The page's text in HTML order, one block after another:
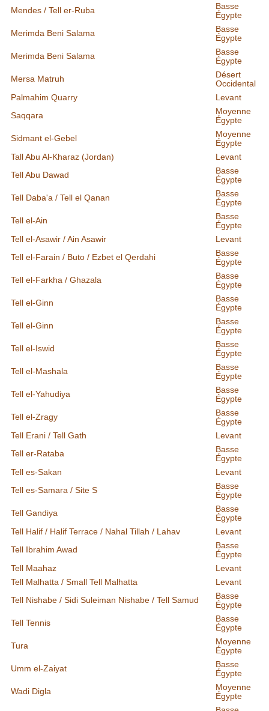
Mendes / Tell er-Ruba
Basse
Égypte
Merimda Beni Salama
Basse
Égypte
Merimda Beni Salama
Basse
Égypte
Mersa Matruh
Désert
Occidental
Palmahim Quarry
Levant
Saqqara
Moyenne
Égypte
Sidmant el-Gebel
Moyenne
Égypte
Tall Abu Al-Kharaz (Jordan)
Levant
Tell Abu Dawad
Basse
Égypte
Tell Daba'a / Tell el Qanan
Basse
Égypte
Tell el-Ain
Basse
Égypte
Tell el-Asawir / Ain Asawir
Levant
Tell el-Farain / Buto / Ezbet el Qerdahi
Basse
Égypte
Tell el-Farkha / Ghazala
Basse
Égypte
Tell el-Ginn
Basse
Égypte
Tell el-Ginn
Basse
Égypte
Tell el-Iswid
Basse
Égypte
Tell el-Mashala
Basse
Égypte
Tell el-Yahudiya
Basse
Égypte
Tell el-Zragy
Basse
Égypte
Tell Erani / Tell Gath
Levant
Tell er-Rataba
Basse
Égypte
Tell es-Sakan
Levant
Tell es-Samara / Site S
Basse
Égypte
Tell Gandiya
Basse
Égypte
Tell Halif / Halif Terrace / Nahal Tillah / Lahav
Levant
Tell Ibrahim Awad
Basse
Égypte
Tell Maahaz
Levant
Tell Malhatta / Small Tell Malhatta
Levant
Tell Nishabe / Sidi Suleiman Nishabe / Tell Samud
Basse
Égypte
Tell Tennis
Basse
Égypte
Tura
Moyenne
Égypte
Umm el-Zaiyat
Basse
Égypte
Wadi Digla
Moyenne
Égypte